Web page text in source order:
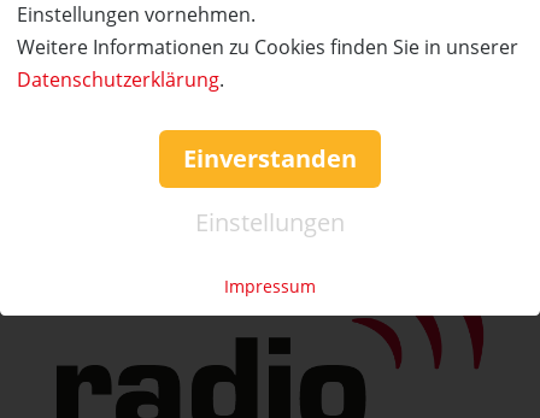
Einstellungen vornehmen.
Weitere Informationen zu Cookies finden Sie in unserer
Datenschutzerklärung.
Einverstanden
Einstellungen
Impressum
Service & Hilfe
Mo. - Fr. 09:00-16:00
»
info@coupon-future.de
» FAQs